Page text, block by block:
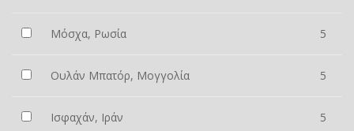
Μόσχα, Ρωσία 5
Ουλάν Μπατόρ, Μογγολία 5
Ισφαχάν, Ιράν 5